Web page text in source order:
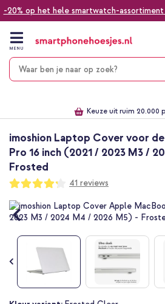
-20% op het hele smartwatch-
naar
inhoud
MENU
Keuze uit ruim 20.000
imoshion Laptop Cover voor
Pro 16 inch (2021 / 2023 M3 /
Frosted
Waardering:
84
100
41 reviews
Ga
naar
einde
de
afbeeldingen-
gallerij